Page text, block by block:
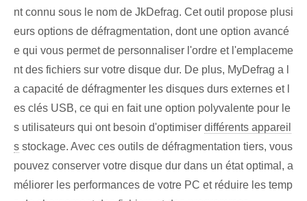
nt connu sous le nom de JkDefrag. Cet outil propose plusi
eurs options de défragmentation, dont une option avancé
e qui vous permet de personnaliser l'ordre et l'emplaceme
nt des fichiers sur votre disque dur. De plus, MyDefrag a l
a capacité de défragmenter les disques durs externes et l
es clés USB, ce qui en fait une option polyvalente pour le
s utilisateurs qui ont besoin d'optimiser différents appareil
s stockage. Avec ces outils de défragmentation tiers, vous
pouvez conserver votre disque dur dans un état optimal, a
méliorer les performances de votre PC et réduire les temp